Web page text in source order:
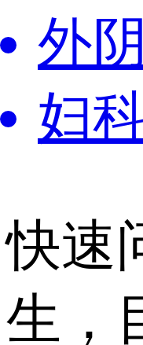
外
妇
快速
生，